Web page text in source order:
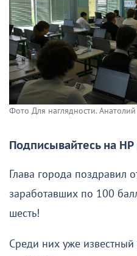
Фото Для наглядности.
Подписывайтесь на НР
Глава города поздравил
заработавших по 100
шесть!
Среди них уже